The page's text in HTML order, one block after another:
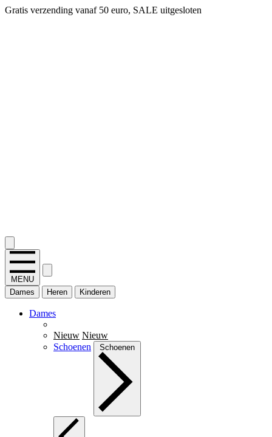
Gratis verzending vanaf 50 euro, SALE uitgesloten
MENU
Dames
Heren Kinderen
Dames
Nieuw Nieuw
Schoenen
Schoenen